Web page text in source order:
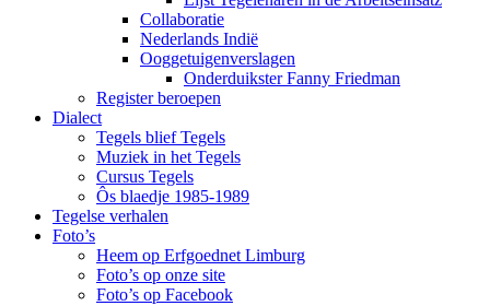
Collaboratie
Nederlands Indië
Ooggetuigenverslagen
Onderduikster Fanny Friedman
Register beroepen
Dialect
Tegels blief Tegels
Muziek in het Tegels
Cursus Tegels
Ôs blaedje 1985-1989
Tegelse verhalen
Foto’s
Heem op Erfgoednet Limburg
Foto’s op onze site
Foto’s op Facebook